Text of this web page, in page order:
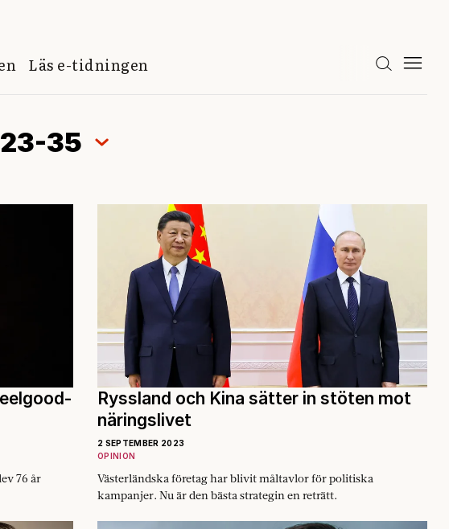
Läs e-tidningen
35
76 år
Ryssland och Kina sätter in stöten mot
näringslivet
2 SEPTEMBER 2023
OPINION
Västerländska företag har blivit måltavlor för politiska
kampanjer. Nu är den bästa strategin en reträtt.